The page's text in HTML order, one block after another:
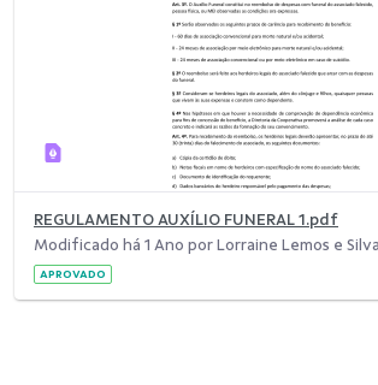
REGULAMENTO AUXÍLIO FUNERAL 1.pdf
Modificado há 1 Ano por Lorraine Lemos e
APROVADO